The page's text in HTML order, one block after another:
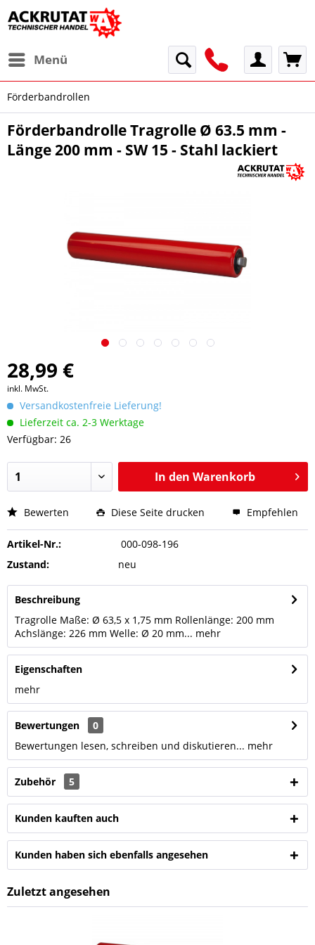
Menü
Förderbandrollen
Förderbandrolle Tragrolle Ø 63.5 mm -
Länge 200 mm - SW 15 - Stahl lackiert
28,99 €
inkl. MwSt.
Versandkostenfreie Lieferung!
Lieferzeit ca. 2-3 Werktage
Verfügbar: 26
In den Warenkorb
Bewerten Diese Seite drucken Empfehlen
Artikel-Nr.:
000-098-196
Zustand:
neu
Beschreibung
Tragrolle Maße: Ø 63,5 x 1,75 mm Rollenlänge: 200 mm
Achslänge: 226 mm Welle: Ø 20 mm... mehr
Eigenschaften
mehr
Bewertungen
0
Bewertungen lesen, schreiben und diskutieren... mehr
Zubehör 5
Kunden kauften auch
Kunden haben sich ebenfalls angesehen
Zuletzt angesehen